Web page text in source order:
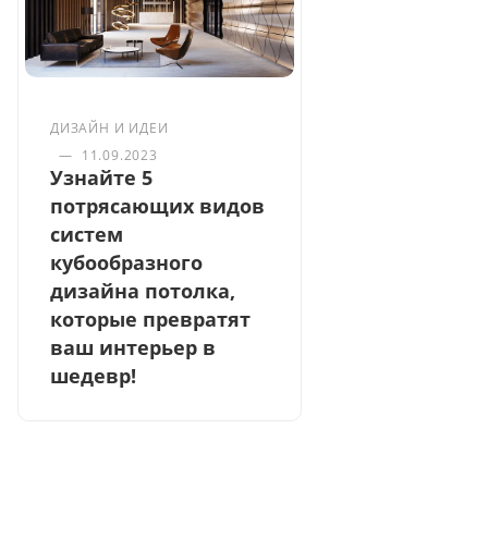
ДИЗАЙН И ИДЕИ
— 11.09.2023
Узнайте 5
потрясающих видов
систем
кубообразного
дизайна потолка,
которые превратят
ваш интерьер в
шедевр!